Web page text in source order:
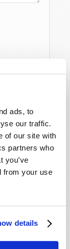
ads, to
our traffic.
of our site with
partners who
you’ve
from your use
details
de Deus.
vos
eo
um
para